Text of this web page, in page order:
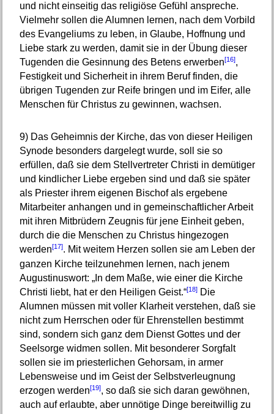
und nicht einseitig das religiöse Gefühl anspreche.
Vielmehr sollen die Alumnen lernen, nach dem Vorbild
des Evangeliums zu leben, in Glaube, Hoffnung und
Liebe stark zu werden, damit sie in der Übung dieser
Tugenden die Gesinnung des Betens erwerben[16],
Festigkeit und Sicherheit in ihrem Beruf finden, die
übrigen Tugenden zur Reife bringen und im Eifer, alle
Menschen für Christus zu gewinnen, wachsen.
9)Das Geheimnis der Kirche, das von dieser Heiligen
Synode besonders dargelegt wurde, soll sie so
erfüllen, daß sie dem Stellvertreter Christi in demütiger
und kindlicher Liebe ergeben sind und daß sie später
als Priester ihrem eigenen Bischof als ergebene
Mitarbeiter anhangen und in gemeinschaftlicher Arbeit
mit ihren Mitbrüdern Zeugnis für jene Einheit geben,
durch die die Menschen zu Christus hingezogen
werden[17]. Mit weitem Herzen sollen sie am Leben der
ganzen Kirche teilzunehmen lernen, nach jenem
Augustinuswort: „In dem Maße, wie einer die Kirche
Christi liebt, hat er den Heiligen Geist.“[18]Die
Alumnen müssen mit voller Klarheit verstehen, daß sie
nicht zum Herrschen oder für Ehrenstellen bestimmt
sind, sondern sich ganz dem Dienst Gottes und der
Seelsorge widmen sollen. Mit besonderer Sorgfalt
sollen sie im priesterlichen Gehorsam, in armer
Lebensweise und im Geist der Selbstverleugnung
erzogen werden[19], so daß sie sich daran gewöhnen,
auch auf erlaubte, aber unnötige Dinge bereitwillig zu